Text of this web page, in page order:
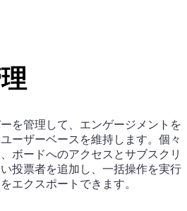
を管理して、エンゲージメントを
ーザーベースを維持します。個々
ボードへのアクセスとサブスクリ
投票者を追加し、一括操作を実行
エクスポートできます。